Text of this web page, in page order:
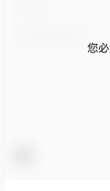
您